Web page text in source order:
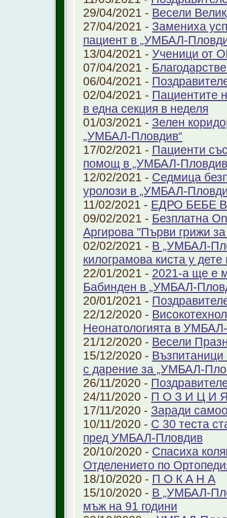
29/04/2021 - Весели
27/04/2021 - Замениха
пациент в „УМБАЛ-
13/04/2021 - Ученици от
07/04/2021 -
06/04/2021 -
02/04/2021 - Пациентите
в една секция в неделя
01/03/2021 - Зелен
„УМБАЛ-Пловдив“
17/02/2021 - Пациенти
помощ в „УМБАЛ-
12/02/2021 - Седмица
уролози в „УМБАЛ-
11/02/2021 - ЕДРО БЕБЕ
09/02/2021 - Безплатна
Аргирова "Първи грижи
02/02/2021 - В „УМБАЛ-
килограмова киста у дете
22/01/2021 - 2021-а ще е
Бабинден в „УМБАЛ-
20/01/2021 -
22/12/2020 -
Неонатологията в
21/12/2020 - Весели
15/12/2020 -
с дарение за „УМБАЛ-
26/11/2020 -
24/11/2020 - П О З И Ц И
17/11/2020 - Заради
10/11/2020 - С 30 теста
пред УМБАЛ-Пловдив
20/10/2020 - Спасиха
Отделението по
18/10/2020 - П О К А Н А
15/10/2020 - В „УМБАЛ-
мъж на 91 години